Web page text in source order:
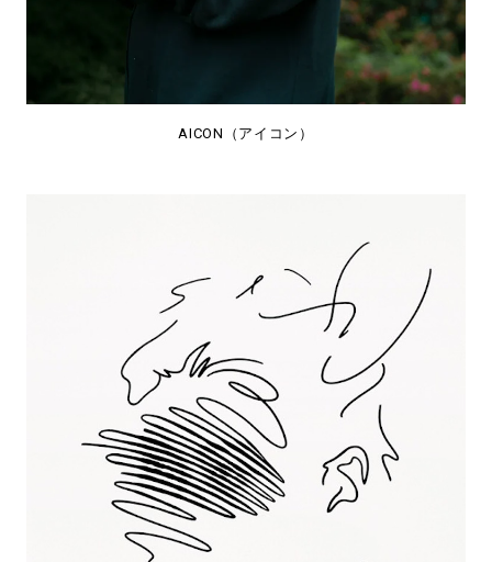
AICON（アイコン）